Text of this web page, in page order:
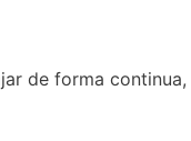
de forma